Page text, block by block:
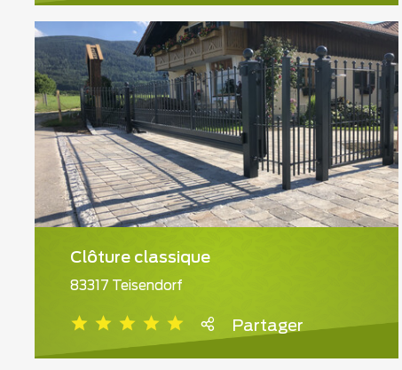
Clôture classique
83317 Teisendorf
Partager